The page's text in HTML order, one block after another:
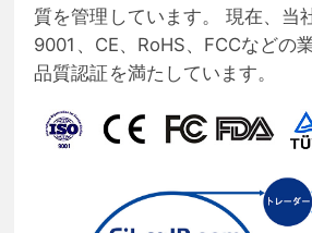
質を管理しています。 現在、当
9001、CE、RoHS、FCCなどの
品質認証を満たしています。